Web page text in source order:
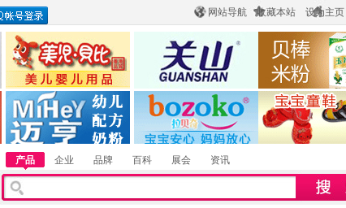
网站导航 收藏本站 设为主页
惠州市美儿婴儿用品公司
湖南迈亨母婴用品有限公司
陕西关山乳业有限公司
香港欧嘻高婴童用品公司
江西贝棒儿童
产品 企业 品牌 百科 展会 资讯